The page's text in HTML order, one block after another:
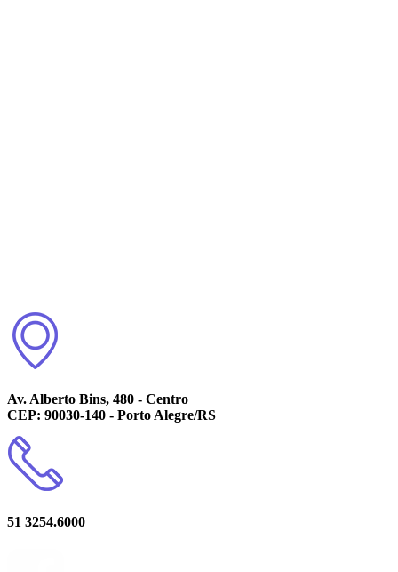
Av. Alberto Bins, 480 - Centro
CEP: 90030-140 - Porto Alegre/RS
51 3254.6000